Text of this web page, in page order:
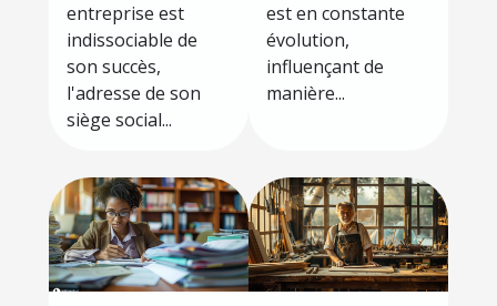
entreprise est
indissociable de
son succès,
l'adresse de son
siège social...
est en constante
évolution,
influençant de
manière...